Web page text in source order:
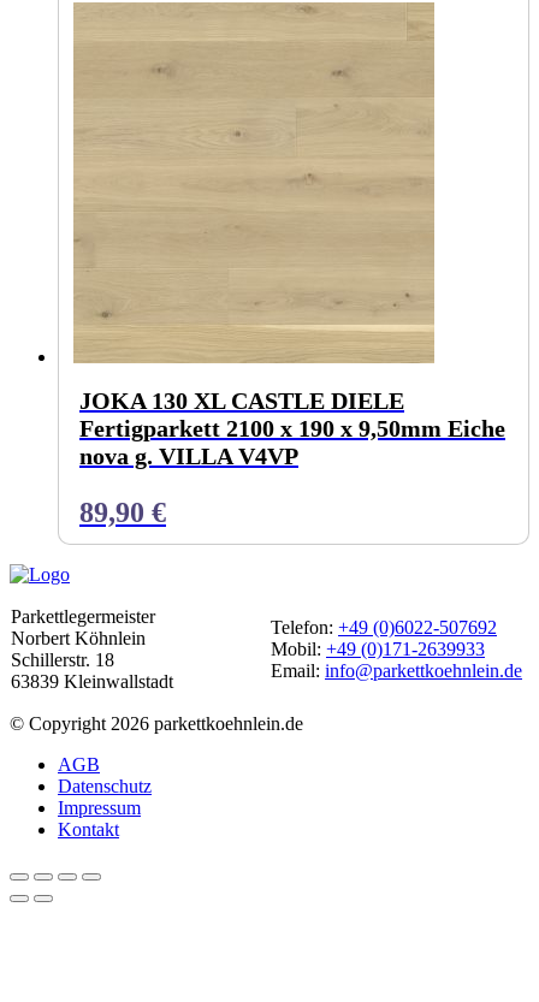
JOKA 130 XL CASTLE DIELE
Fertigparkett 2100 x 190 x 9,50mm Eiche
nova g. VILLA V4VP
89,90 €
Parkettlegermeister
Norbert Köhnlein
Schillerstr. 18
63839 Kleinwallstadt
Telefon: +49 (0)6022-507692
Mobil: +49 (0)171-2639933
Email: info@parkettkoehnlein.de
© Copyright 2026 parkettkoehnlein.de
AGB
Datenschutz
Impressum
Kontakt